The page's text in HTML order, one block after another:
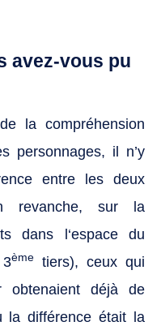
avez-vous pu
la compréhension
personnages, il n’y
entre les deux
revanche, sur la
dans l‘espace du
ème
tiers), ceux qui
obtenaient déjà de
la différence était la